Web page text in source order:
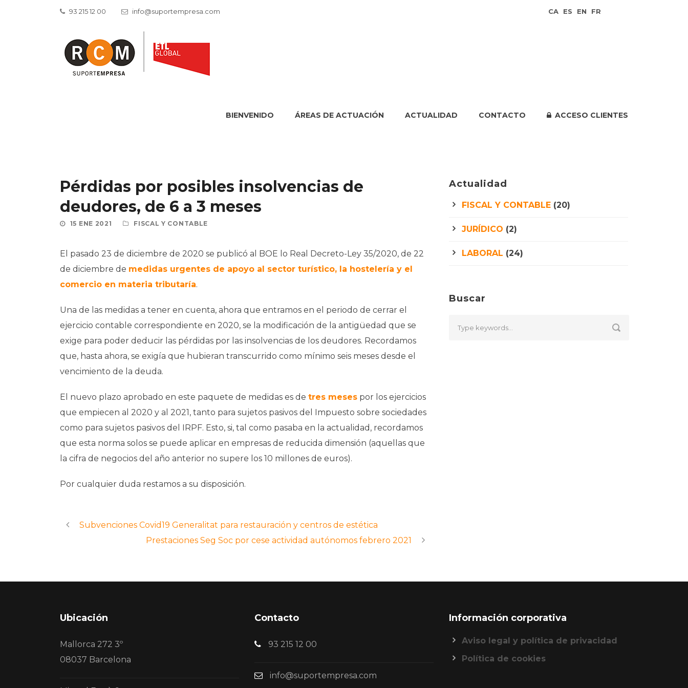
93 215 12 00 info@suportempresa.com CA ES EN FR
BIENVENIDO ÁREAS DE ACTUACIÓN ACTUALIDAD CONTACTO ACCESO CLIENTES
Pérdidas por posibles insolvencias de
deudores, de 6 a 3 meses
15 ENE 2021 FISCAL Y CONTABLE
El pasado 23 de diciembre de 2020 se publicó al BOE lo Real Decreto-Ley 35/2020, de 22
de diciembre de medidas urgentes de apoyo al sector turístico, la hostelería y el
comercio en materia tributaría.
Una de las medidas a tener en cuenta, ahora que entramos en el periodo de cerrar el
ejercicio contable correspondiente en 2020, se la modificación de la antigüedad que se
exige para poder deducir las pérdidas por las insolvencias de los deudores. Recordamos
que, hasta ahora, se exigía que hubieran transcurrido como mínimo seis meses desde el
vencimiento de la deuda.
El nuevo plazo aprobado en este paquete de medidas es de tres meses por los ejercicios
que empiecen al 2020 y al 2021, tanto para sujetos pasivos del Impuesto sobre sociedades
como para sujetos pasivos del IRPF. Esto, si, tal como pasaba en la actualidad, recordamos
que esta norma solos se puede aplicar en empresas de reducida dimensión (aquellas que
la cifra de negocios del año anterior no supere los 10 millones de euros).
Por cualquier duda restamos a su disposición.
Subvenciones Covid19 Generalitat para restauración y centros de estética
Prestaciones Seg Soc por cese actividad autónomos febrero 2021
Actualidad
FISCAL Y CONTABLE (20)
JURÍDICO (2)
LABORAL (24)
Buscar
Ubicación
Mallorca 272 3º
08037 Barcelona
Contacto
93 215 12 00
info@suportempresa.com
Información corporativa
Aviso legal y política de privacidad
Política de cookies